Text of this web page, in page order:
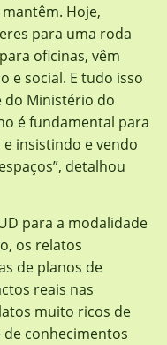
mantêm. Hoje,
para uma roda
oficinas, vêm
e social. E tudo isso
do Ministério do
é fundamental para
insistindo e vendo
detalhou
para a modalidade
os relatos
de planos de
reais nas
muito ricos de
conhecimentos